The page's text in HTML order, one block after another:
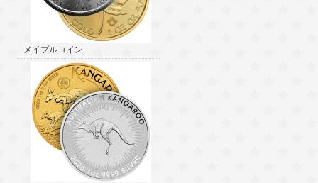
メイプルコイン